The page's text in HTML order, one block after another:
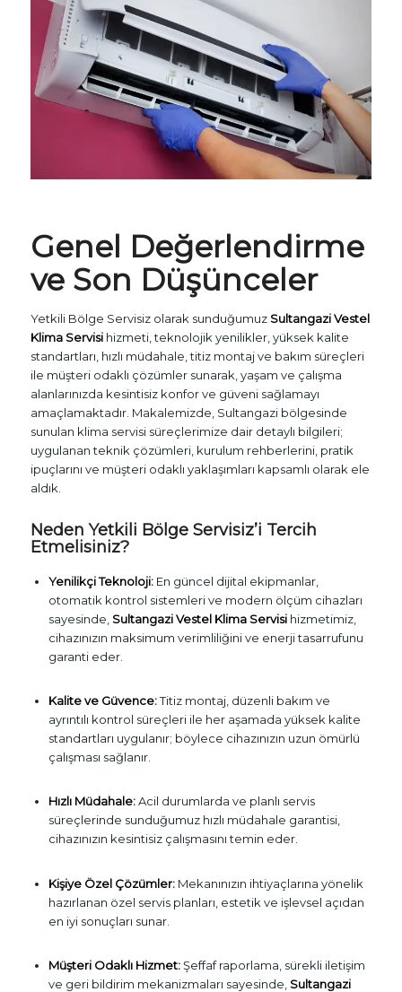
Genel Değerlendirme
ve Son Düşünceler
Yetkili Bölge Servisiz olarak sunduğumuz Sultangazi Vestel
Klima Servisihizmeti, teknolojik yenilikler, yüksek kalite
standartları, hızlı müdahale, titiz montaj ve bakım süreçleri
ile müşteri odaklı çözümler sunarak, yaşam ve çalışma
alanlarınızda kesintisiz konfor ve güveni sağlamayı
amaçlamaktadır. Makalemizde, Sultangazi bölgesinde
sunulan klima servisi süreçlerimize dair detaylı bilgileri;
uygulanan teknik çözümleri, kurulum rehberlerini, pratik
ipuçlarını ve müşteri odaklı yaklaşımları kapsamlı olarak ele
aldık.
Neden Yetkili Bölge Servisiz’i Tercih
Etmelisiniz?
Yenilikçi Teknoloji:En güncel dijital ekipmanlar,
otomatik kontrol sistemleri ve modern ölçüm cihazları
sayesinde, Sultangazi Vestel Klima Servisihizmetimiz,
cihazınızın maksimum verimliliğini ve enerji tasarrufunu
garanti eder.
Kalite ve Güvence:Titiz montaj, düzenli bakım ve
ayrıntılı kontrol süreçleri ile her aşamada yüksek kalite
standartları uygulanır; böylece cihazınızın uzun ömürlü
çalışması sağlanır.
Hızlı Müdahale:Acil durumlarda ve planlı servis
süreçlerinde sunduğumuz hızlı müdahale garantisi,
cihazınızın kesintisiz çalışmasını temin eder.
Kişiye Özel Çözümler:Mekanınızın ihtiyaçlarına yönelik
hazırlanan özel servis planları, estetik ve işlevsel açıdan
en iyi sonuçları sunar.
Müşteri Odaklı Hizmet:Şeffaf raporlama, sürekli iletişim
ve geri bildirim mekanizmaları sayesinde, Sultangazi